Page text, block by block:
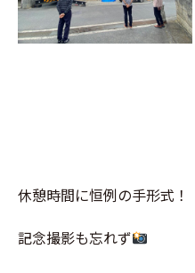
休憩時間に恒例の手形式！
記念撮影も忘れず